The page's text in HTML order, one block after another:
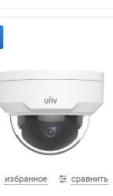
избранное сравнить